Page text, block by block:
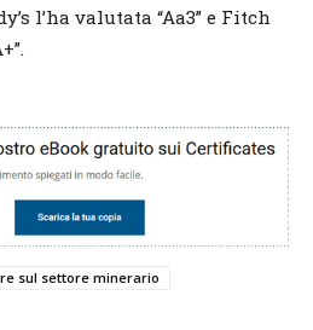
l’ha valutata “Aa3” e Fitch
sul settore minerario